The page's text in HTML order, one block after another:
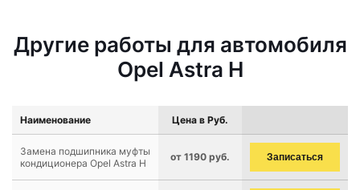
Другие работы для автомобиля
Opel Astra H
Наименование Цена в Руб.
Замена подшипника муфты
кондиционера Opel Astra H
от 1190 руб. Записаться